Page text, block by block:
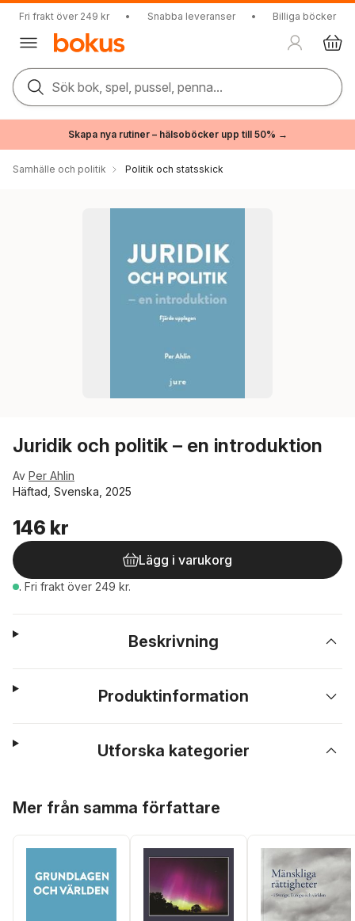
Fri frakt över 249 kr • Snabba leveranser • Billiga böcker
Sök bok, spel, pussel, penna...
Skapa nya rutiner – hälsoböcker upp till 50% →
Samhälle och politik Politik och statsskick
Juridik och politik – en introduktion
Av Per Ahlin
Häftad, Svenska, 2025
146 kr
Lägg i varukorg
. Fri frakt över 249 kr.
Beskrivning
Produktinformation
Utforska kategorier
Mer från samma författare